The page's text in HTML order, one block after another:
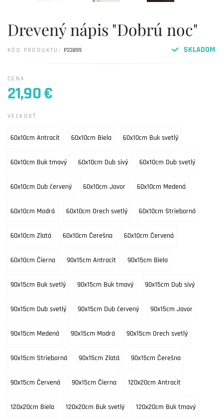
Drevený nápis "Dobrú noc"
SKLADOM
KÓD PRODUKTU: P33899
CENA
21,90 €
VEĽKOSŤ
60x10cm Antracit 60x10cm Biela 60x10cm Buk svetlý
60x10cm Buk tmavý 60x10cm Dub sivý 60x10cm Dub svetlý
60x10cm Dub červený 60x10cm Javor 60x10cm Medená
60x10cm Modrá 60x10cm Orech svetlý 60x10cm Strieborná
60x10cm Zlatá 60x10cm Čerešna 60x10cm Červená
60x10cm Čierna 90x15cm Antracit 90x15cm Biela
90x15cm Buk svetlý 90x15cm Buk tmavý 90x15cm Dub sivý
90x15cm Dub svetlý 90x15cm Dub červený 90x15cm Javor
90x15cm Medená 90x15cm Modrá 90x15cm Orech svetlý
90x15cm Strieborná 90x15cm Zlatá 90x15cm Čerešna
90x15cm Červená 90x15cm Čierna 120x20cm Antracit
120x20cm Biela 120x20cm Buk svetlý 120x20cm Buk tmavý